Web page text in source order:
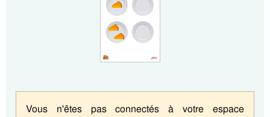
Vous n'êtes pas connectés à votre espace